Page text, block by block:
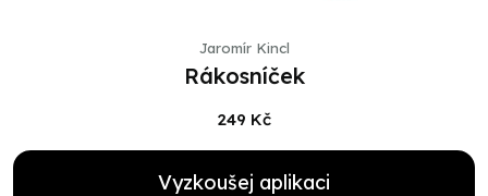
Jaromír Kincl
Rákosníček
249 Kč
Vyzkoušej aplikaci